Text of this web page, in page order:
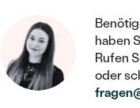
IM SET
NACH PREIS
EINFASSEN
FARBIGE
SCHMUCK
BROSCHEN
PIERCINGS
NACH STEIN
MEDAILLON
KETTEN
HERZKETTEN
SIEGELRINGE
haben
Rufen
oder